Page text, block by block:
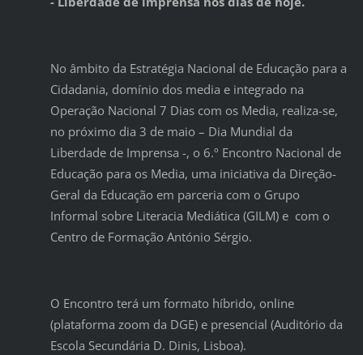
No âmbito da Estratégia Nacional de Educação para a
Cidadania, domínio dos media e integrado na
Operação Nacional 7 Dias com os Media, realiza-se,
no próximo dia 3 de maio – Dia Mundial da
Liberdade de Imprensa -, o 6.º Encontro Nacional de
Educação para os Media, uma iniciativa da Direção-
Geral da Educação em parceria com o Grupo
Informal sobre Literacia Mediática (GILM) e com o
Centro de Formação António Sérgio.
O Encontro terá um formato híbrido, online
(plataforma zoom da DGE) e presencial (Auditório da
Escola Secundária D. Dinis, Lisboa).